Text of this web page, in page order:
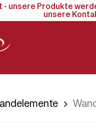
- unsere Produkte
unsere